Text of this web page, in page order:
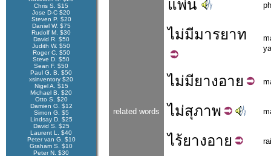
Chris S. $15
Jose D-C $20
Steven P. $20
Daniel W. $75
Rudolf M. $30
David R. $50
Judith W. $50
Roger C. $50
Steve D. $50
Sean F. $50
Paul G. B. $50
xsinventory $20
Nigel A. $15
Michael B. $20
Otto S. $20
Damien G. $12
Simon G. $5
Lindsay D. $25
David S. $25
Laurent L. $40
Peter van G. $10
Graham S. $10
Peter N. $30
related words
แพ่น
ไม่มีมารยาท
ไม่มียางอาย
ไม่สุภาพ
ไร้ยางอาย rai